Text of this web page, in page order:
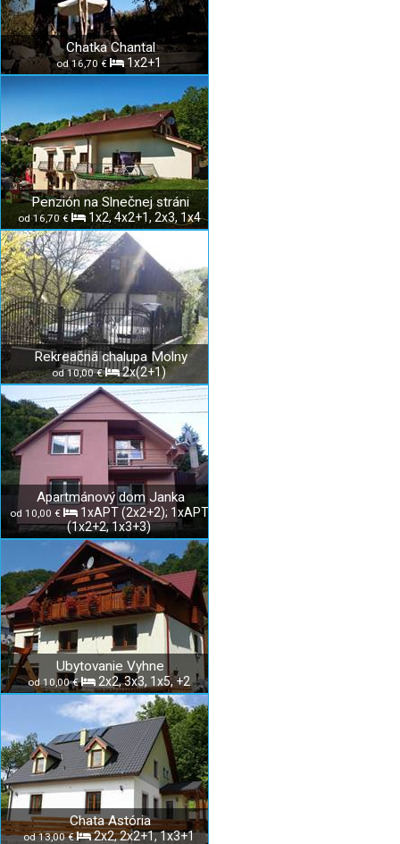
Chatka Chantal
od 16,70 € 1x2+1
Penzión na Slnečnej stráni
od 16,70 € 1x2, 4x2+1, 2x3, 1x4
Rekreačná chalupa Molny
od 10,00 € 2x(2+1)
Apartmánový dom Janka
od 10,00 €
1xAPT (2x2+2); 1xAPT
(1x2+2, 1x3+3)
Ubytovanie Vyhne
od 10,00 € 2x2, 3x3, 1x5, +2
Chata Astória
od 13,00 € 2x2, 2x2+1, 1x3+1